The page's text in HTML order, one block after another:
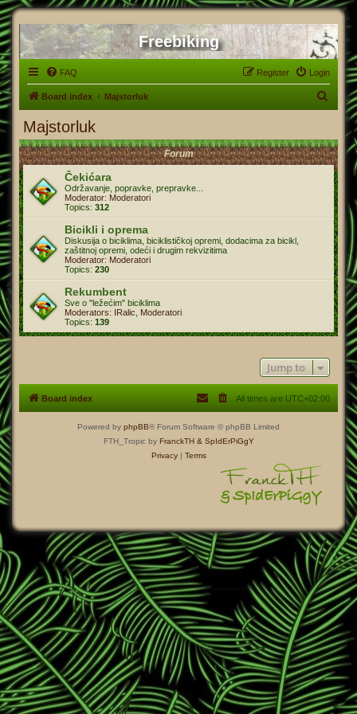
Freebiking
FAQ Login
Register
Board index Majstorluk
r
Majstorluk
Forum
Čekićara
Održavanje, popravke, prepravke...
Moderator: Moderatori
Topics: 312
Bicikli i oprema
Diskusija o biciklima, biciklističkoj opremi, dodacima za bicikl,
zaštitnoj opremi, odeći i drugim rekvizitima
Moderator: Moderatori
Topics: 230
Rekumbent
Sve o "ležećim" biciklima
Moderators: IRalic
Moderatori
Topics: 139
Jump to
Board index All times are UTC+02:00
Powered by phpBB® Forum Software © phpBB Limited
FTH_Tropic by FranckTH & SpIdErPiGgY
Privacy| Terms